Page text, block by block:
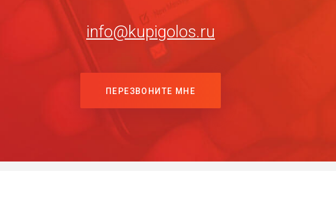
info@kupigolos.ru
ПЕРЕЗВОНИТЕ МНЕ